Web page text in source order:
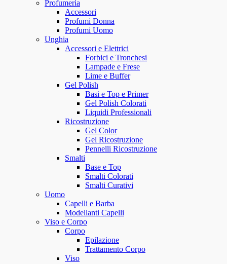
Profumeria
Accessori
Profumi Donna
Profumi Uomo
Unghia
Accessori e Elettrici
Forbici e Tronchesi
Lampade e Frese
Lime e Buffer
Gel Polish
Basi e Top e Primer
Gel Polish Colorati
Liquidi Professionali
Ricostruzione
Gel Color
Gel Ricostruzione
Pennelli Ricostruzione
Smalti
Base e Top
Smalti Colorati
Smalti Curativi
Uomo
Capelli e Barba
Modellanti Capelli
Viso e Corpo
Corpo
Epilazione
Trattamento Corpo
Viso